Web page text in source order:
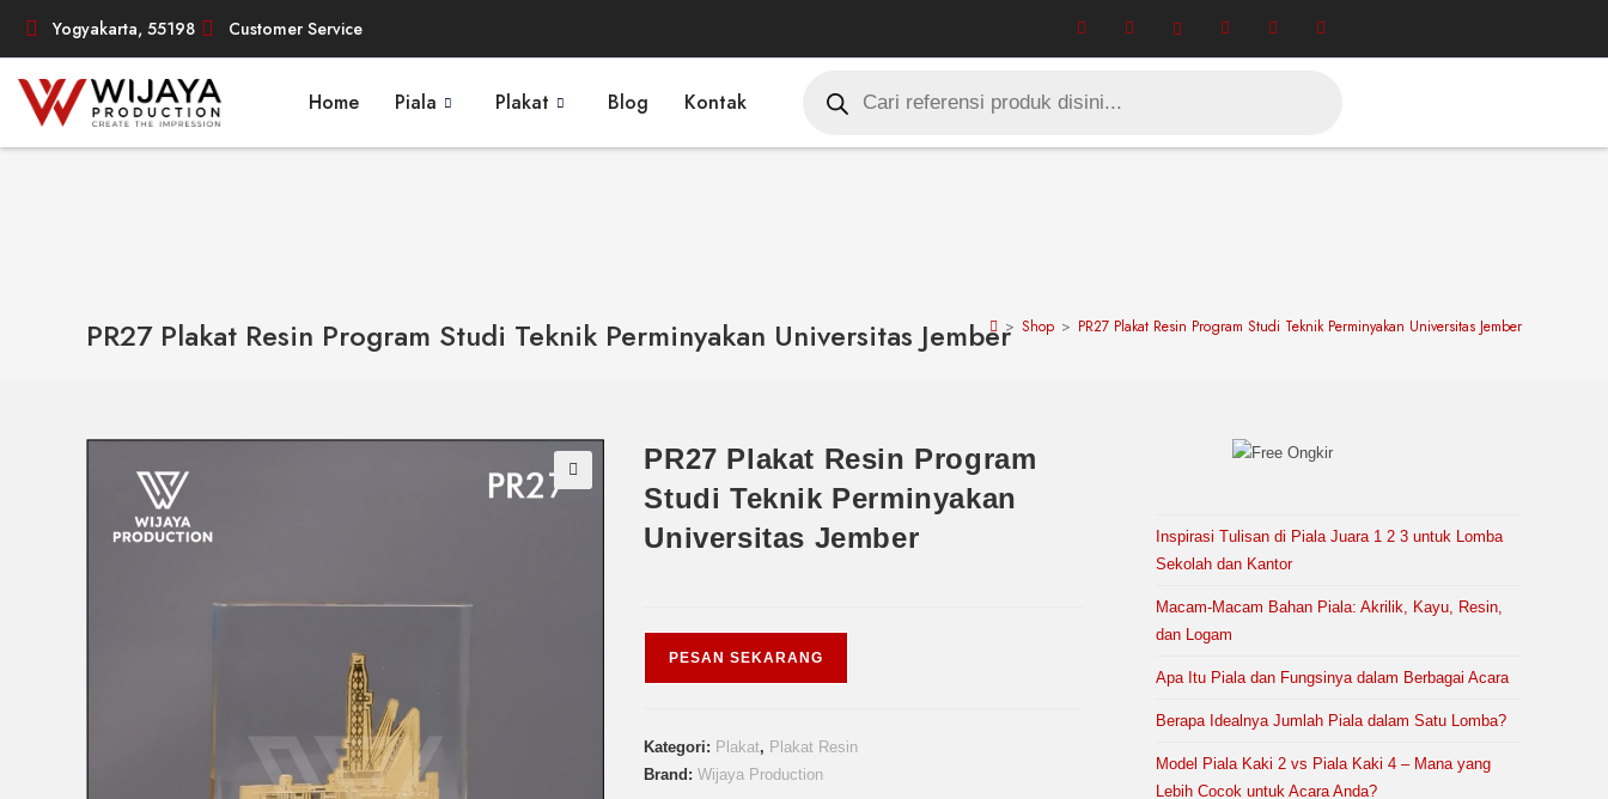
Yogyakarta, 55198 Customer Service
Home Piala Plakat Blog Kontak
PR27 Plakat Resin Program Studi Teknik Perminyakan Universitas Jember> Shop > PR27 Plakat Resin Program Studi Teknik Perminyakan Universitas Jember
PR27 Plakat Resin Program
Studi Teknik Perminyakan
Universitas Jember
PESAN SEKARANG
Kategori: Plakat, Plakat Resin
Brand:Wijaya Production
Inspirasi Tulisan di Piala Juara 1 2 3 untuk Lomba
Sekolah dan Kantor
Macam-Macam Bahan Piala: Akrilik, Kayu, Resin,
dan Logam
Apa Itu Piala dan Fungsinya dalam Berbagai Acara
Berapa Idealnya Jumlah Piala dalam Satu Lomba?
Model Piala Kaki 2 vs Piala Kaki 4 – Mana yang
Lebih Cocok untuk Acara Anda?